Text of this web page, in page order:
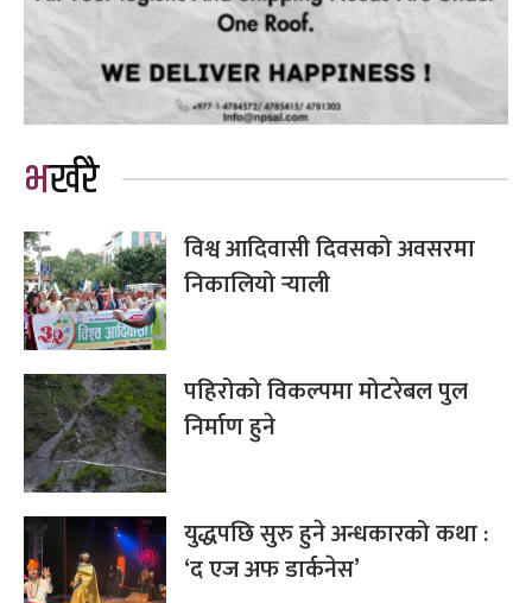
भर्खरै
विश्व आदिवासी दिवसको अवसरमा
निकालियो र्‍याली
पहिरोको विकल्पमा मोटरेबल पुल
निर्माण हुने
युद्धपछि सुरु हुने अन्धकारको कथा :
‘द एज अफ डार्कनेस’